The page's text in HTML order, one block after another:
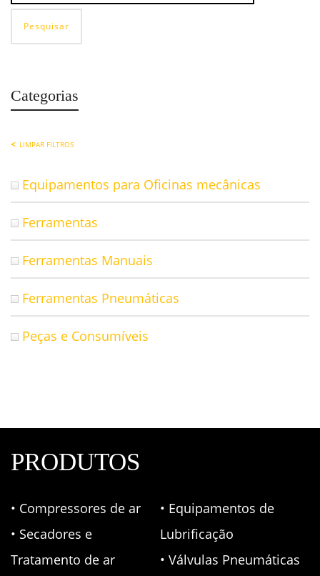
Pesquisar
Categorias
LIMPAR FILTROS
Equipamentos para Oficinas mecânicas
Ferramentas
Ferramentas Manuais
Ferramentas Pneumáticas
Peças e Consumíveis
PRODUTOS
• Compressores de ar
• Secadores e
Tratamento de ar
• Equipamentos de
Lubrificação
• Válvulas Pneumáticas